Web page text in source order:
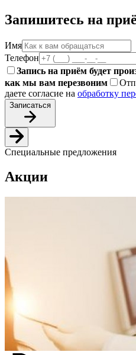
Запишитесь на
Имя
Телефон
Запись на приём будет
как мы вам перезвоним
даете согласие на обработку
Записаться
Специальные предложения
Акции